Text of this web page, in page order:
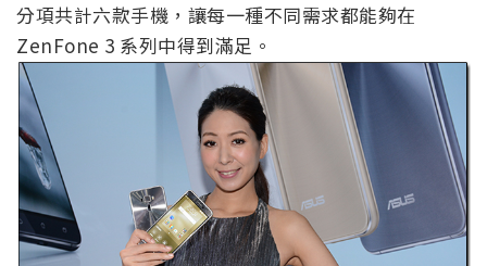
分項共計六款手機，讓每一種不同需求都能夠在
ZenFone 3 系列中得到滿足。